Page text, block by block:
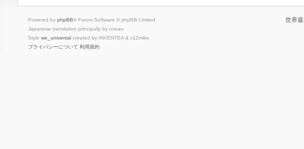
世界
Powered by phpBB® Forum Software © phpBB Limited
Japanese translation principally by ocean
Style we_universalcreated by INVENTEA & v12mike
プライバシーについて 利用規約